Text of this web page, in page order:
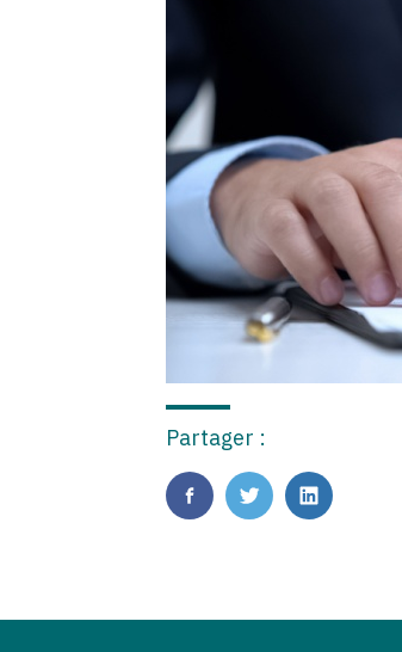
Partager :
FaceBook
TwitterLinkedIn